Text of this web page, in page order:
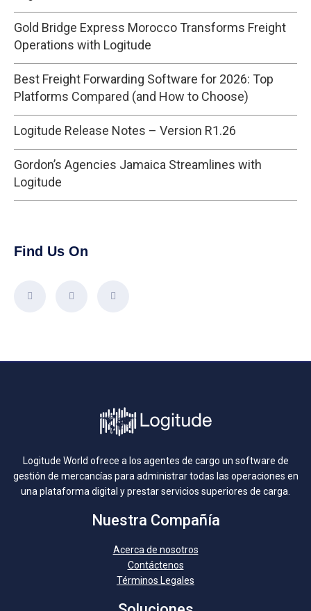
Gold Bridge Express Morocco Transforms Freight
Operations with Logitude
Best Freight Forwarding Software for 2026: Top
Platforms Compared (and How to Choose)
Logitude Release Notes – Version R1.26
Gordon’s Agencies Jamaica Streamlines with
Logitude
Find Us On
Logitude World ofrece a los agentes de cargo un software de
gestión de mercancías para administrar todas las operaciones en
una plataforma digital y prestar servicios superiores de carga.
Nuestra Compañía
Acerca de nosotros
Contáctenos
Términos Legales